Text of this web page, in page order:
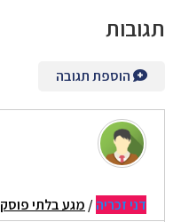
תגובות
הוספת תגובה
דני זכריה/ מגע בלתי פוסק